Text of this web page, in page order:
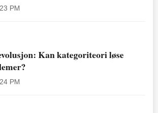
PM
Kan kategoriteori løse
PM